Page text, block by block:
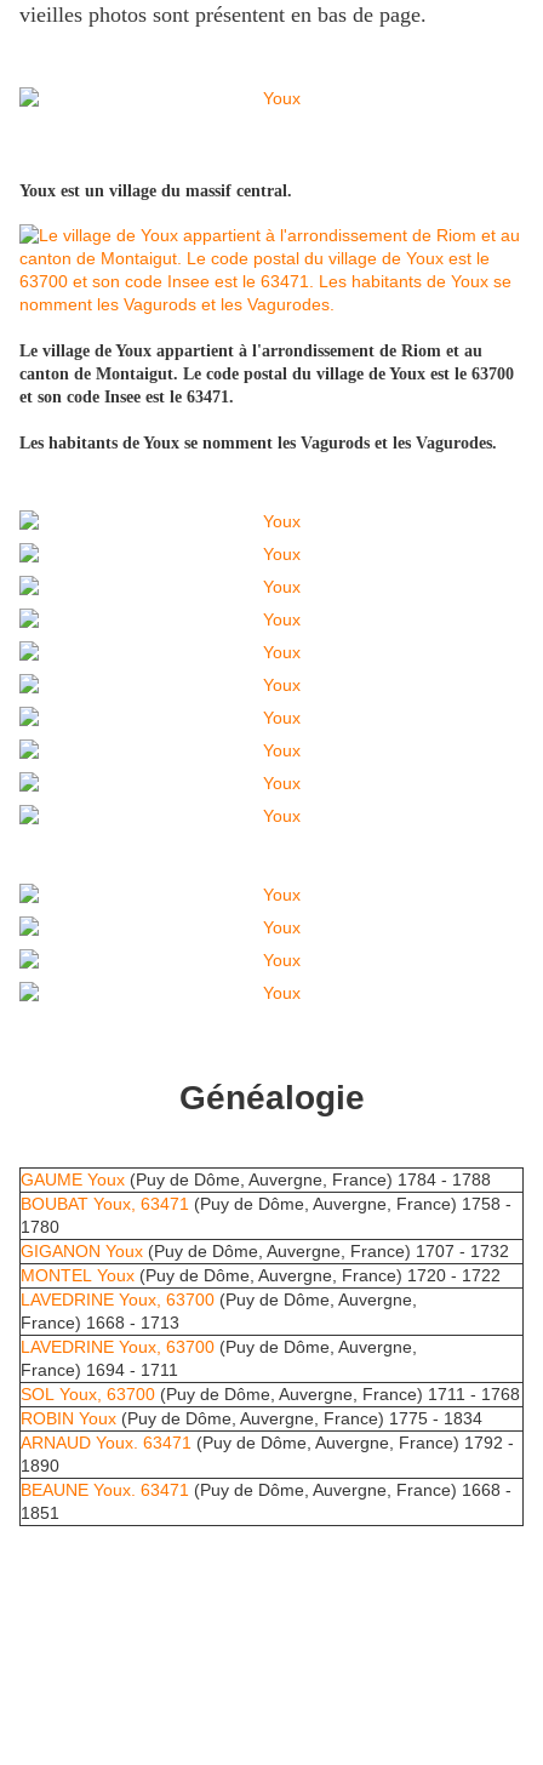
vieilles photos sont présentent en bas de page.
Youx est un village du massif central.
Le village de Youx appartient à l'arrondissement de Riom et au
canton de Montaigut. Le code postal du village de Youx est le 63700
et son code Insee est le 63471.
Les habitants de Youx se nomment les Vagurods et les Vagurodes.
Généalogie
GAUME Youx (Puy de Dôme, Auvergne, France) 1784 - 1788
BOUBAT Youx, 63471 (Puy de Dôme, Auvergne, France) 1758 -
1780
GIGANON Youx (Puy de Dôme, Auvergne, France) 1707 - 1732
MONTEL Youx (Puy de Dôme, Auvergne, France) 1720 - 1722
LAVEDRINE Youx, 63700 (Puy de Dôme, Auvergne,
France) 1668 - 1713
LAVEDRINE Youx, 63700 (Puy de Dôme, Auvergne,
France) 1694 - 1711
SOL Youx, 63700 (Puy de Dôme, Auvergne, France) 1711 - 1768
ROBIN Youx (Puy de Dôme, Auvergne, France) 1775 - 1834
ARNAUD Youx. 63471 (Puy de Dôme, Auvergne, France) 1792 -
1890
BEAUNE Youx. 63471 (Puy de Dôme, Auvergne, France) 1668 -
1851